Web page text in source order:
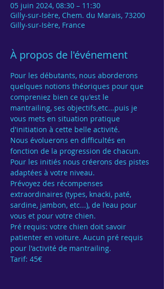
05 juin 2024, 08:30 – 11:30
Gilly-sur-Isère, Chem. du Marais, 73200
Gilly-sur-Isère, France
À propos de l'événement
Pour les débutants, nous aborderons
quelques notions théoriques pour que
compreniez bien ce qu'est le
mantrailing, ses objectifs,etc...puis je
vous mets en situation pratique
d'initiation à cette belle activité.
Nous évoluerons en difficultés en
fonction de la progression de chacun.
Pour les initiés nous créerons des pistes
adaptées à votre niveau.
Prévoyez des récompenses
extraordinaires (types, knacki, paté,
sardine, jambon, etc...), de l'eau pour
vous et pour votre chien.
Pré requis: votre chien doit savoir
patienter en voiture. Aucun pré requis
pour l'activité de mantrailing.
Tarif: 45€